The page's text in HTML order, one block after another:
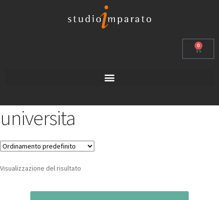
0
universita
Visualizzazione del risultato